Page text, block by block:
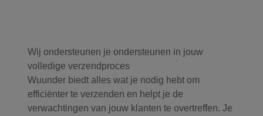
Wij ondersteunen je ondersteunen in jouw
volledige verzendproces
Wuunder biedt alles wat je nodig hebt om
efficiënter te verzenden en helpt je de
verwachtingen van jouw klanten te overtreffen. Je